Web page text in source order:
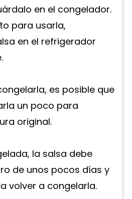
en el congelador.
para usarla,
en el refrigerador
es posible que
un poco para
original.
la salsa debe
de unos pocos días y
volver a congelarla.